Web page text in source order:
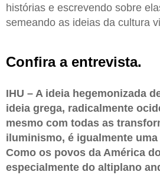
histórias e escrevendo sobre
semeando as ideias da cultura
Confira a entrevista.
IHU – A ideia hegemonizada
ideia grega, radicalmente
mesmo com todas as
iluminismo, é igualmente
Como os povos da América
especialmente do altiplano